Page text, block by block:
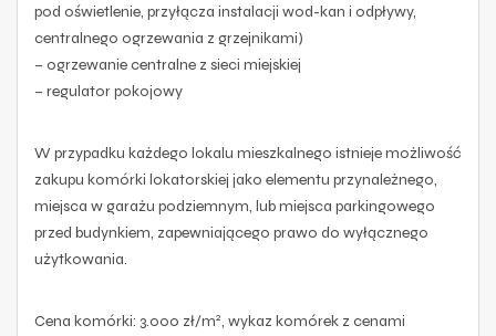
pod oświetlenie, przyłącza instalacji wod-kan i odpływy,
centralnego ogrzewania z grzejnikami)
– ogrzewanie centralne z sieci miejskiej
– regulator pokojowy
W przypadku każdego lokalu mieszkalnego istnieje możliwość
zakupu komórki lokatorskiej jako elementu przynależnego,
miejsca w garażu podziemnym, lub miejsca parkingowego
przed budynkiem, zapewniającego prawo do wyłącznego
użytkowania.
Cena komórki: 3.000 zł/m2, wykaz komórek z cenami